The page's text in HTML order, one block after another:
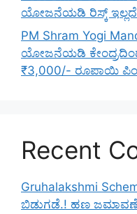
ಯೋಜನೆಯಡಿ ರಿಸ್ಕ್‌
PM Shram Yogi
ಯೋಜನೆಯಡಿ
₹3,000/- ರೂಪಾಯಿ
Recent
Gruhalakshmi
ಬಿಡುಗಡೆ.! ಹಣ ಜಮಾವಣೆ